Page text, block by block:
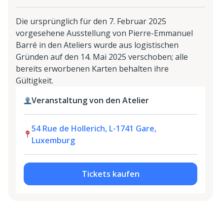
Die ursprünglich für den 7. Februar 2025
vorgesehene Ausstellung von Pierre-Emmanuel
Barré in den Ateliers wurde aus logistischen
Gründen auf den 14. Mai 2025 verschoben; alle
bereits erworbenen Karten behalten ihre
Gültigkeit.
Veranstaltung von den Atelier
54 Rue de Hollerich, L-1741 Gare,
Luxemburg
Tickets kaufen